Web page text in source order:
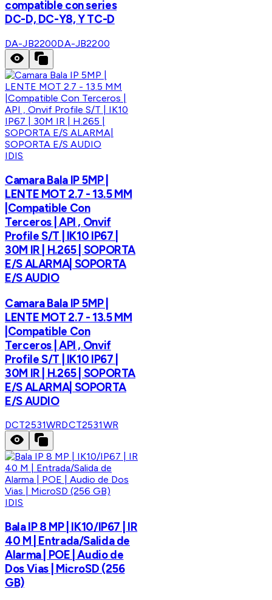
compatible con series
DC-D, DC-Y8, Y TC-D
DA-JB2200DA-JB2200
IDIS
Camara Bala IP 5MP |
LENTE MOT 2.7 - 13.5 MM
|Compatible Con
Terceros | API , Onvif
Profile S/T | IK10 IP67 |
30M IR | H.265 | SOPORTA
E/S ALARMA| SOPORTA
E/S AUDIO
Camara Bala IP 5MP |
LENTE MOT 2.7 - 13.5 MM
|Compatible Con
Terceros | API , Onvif
Profile S/T | IK10 IP67 |
30M IR | H.265 | SOPORTA
E/S ALARMA| SOPORTA
E/S AUDIO
DCT2531WRDCT2531WR
IDIS
Bala IP 8 MP | IK10/IP67 | IR
40 M | Entrada/Salida de
Alarma | POE | Audio de
Dos Vias | MicroSD (256
GB)